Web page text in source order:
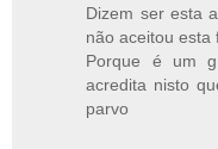
Dizem ser esta
não aceitou esta
Porque é um
acredita nisto
parvo